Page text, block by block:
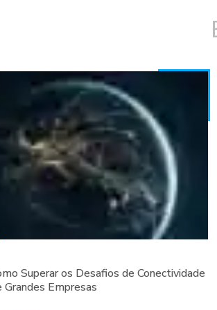
Superar os Desafios de Conectividade
Grandes Empresas